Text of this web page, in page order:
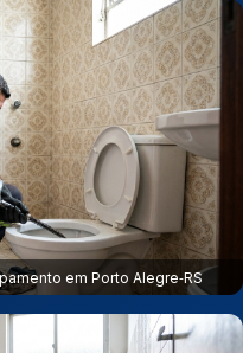
em Porto Alegre‑RS